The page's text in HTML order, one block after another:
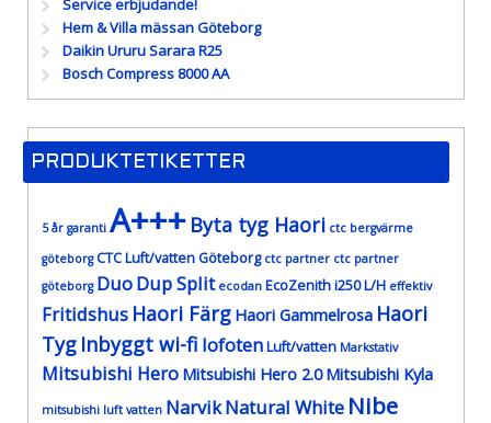
Service erbjudande!
Hem & Villa mässan Göteborg
Daikin Ururu Sarara R25
Bosch Compress 8000 AA
PRODUKTETIKETTER
5 år garanti A+++ Byta tyg Haori ctc bergvärme
göteborg CTC Luft/vatten Göteborg ctc partner ctc partner
göteborg DuoDup Split ecodan EcoZenith i250 L/H effektiv
Fritidshus Haori Färg Haori Gammelrosa Haori
Tyg Inbyggt wi-fi lofotenLuft/vatten Markstativ
Mitsubishi Hero Mitsubishi Hero 2.0 Mitsubishi Kyla
mitsubishi luft vatten NarvikNatural White Nibe